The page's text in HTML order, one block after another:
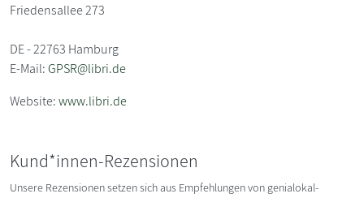
Friedensallee 273
DE - 22763 Hamburg
E-Mail:GPSR@libri.de
Website:www.libri.de
Kund*innen-Rezensionen
Unsere Rezensionen setzen sich aus Empfehlungen von genialokal-